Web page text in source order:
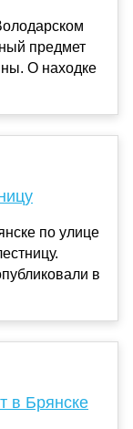
предмет
О находке
по улице
в
в Брянске